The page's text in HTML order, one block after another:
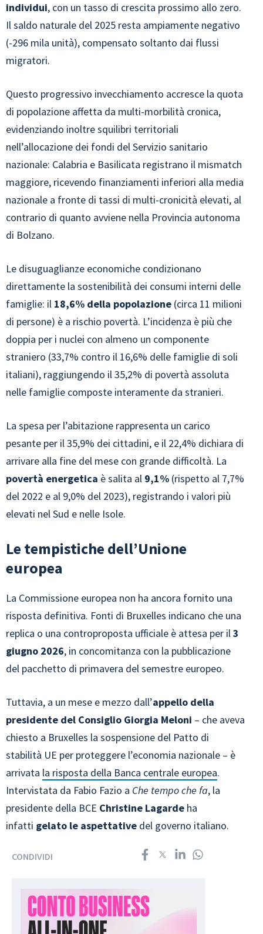
individui, con un tasso di crescita prossimo allo zero.
Il saldo naturale del 2025 resta ampiamente negativo
(-296 mila unità), compensato soltanto dai flussi
migratori.
Questo progressivo invecchiamento accresce la quota
di popolazione affetta da multi-morbilità cronica,
evidenziando inoltre squilibri territoriali
nell’allocazione dei fondi del Servizio sanitario
nazionale: Calabria e Basilicata registrano il mismatch
maggiore, ricevendo finanziamenti inferiori alla media
nazionale a fronte di tassi di multi-cronicità elevati, al
contrario di quanto avviene nella Provincia autonoma
di Bolzano.
Le disuguaglianze economiche condizionano
direttamente la sostenibilità dei consumi interni delle
famiglie: il 18,6% della popolazione (circa 11 milioni
di persone) è a rischio povertà. L’incidenza è più che
doppia per i nuclei con almeno un componente
straniero (33,7% contro il 16,6% delle famiglie di soli
italiani), raggiungendo il 35,2% di povertà assoluta
nelle famiglie composte interamente da stranieri.
La spesa per l’abitazione rappresenta un carico
pesante per il 35,9% dei cittadini, e il 22,4% dichiara di
arrivare alla fine del mese con grande difficoltà. La
povertà energetica è salita al 9,1% (rispetto al 7,7%
del 2022 e al 9,0% del 2023), registrando i valori più
elevati nel Sud e nelle Isole.
Le tempistiche dell’Unione
europea
La Commissione europea non ha ancora fornito una
risposta definitiva. Fonti di Bruxelles indicano che una
replica o una controproposta ufficiale è attesa per il3
giugno 2026, in concomitanza con la pubblicazione
del pacchetto di primavera del semestre europeo.
Tuttavia, a un mese e mezzo dall’appello della
presidente del Consiglio Giorgia Meloni – che aveva
chiesto a Bruxelles la sospensione del Patto di
stabilità UE per proteggere l’economia nazionale – è
arrivata la risposta della Banca centrale europea.
Intervistata da Fabio Fazio a Che tempo che fa, la
presidente della BCE Christine Lagarde ha
infatti gelato le aspettative del governo italiano.
CONDIVIDI